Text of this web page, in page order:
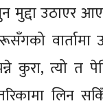
मुद्दा उठाएर
कुरा, त्यो त
लिन